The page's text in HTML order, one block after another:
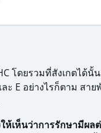
โดยรวมที่สังเกตได้
E อย่างไรก็ตาม สาย
ห้เห็นว่าการรักษามีผล